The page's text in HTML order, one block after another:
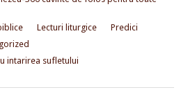
Lecturi liturgice
Predici
intarirea sufletului